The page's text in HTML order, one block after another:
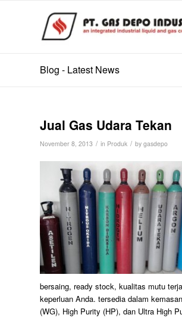
Blog - Latest News
Jual Gas Udara Tekan
November 8, 2013 / in Produk / by gasdepo
bersaing, ready stock, kualitas mutu
keperluan Anda. tersedia dalam
(WG), High Purity (HP), dan Ultra High